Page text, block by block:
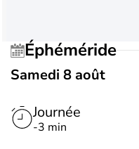
Éphéméride
Samedi 8 août
Journée
-3 min